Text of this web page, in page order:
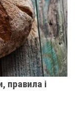
правила і